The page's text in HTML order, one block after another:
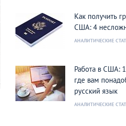
Как получить
США: 4
АНАЛИТИЧЕСКИЕ
Работа в США:
где вам
русский язык
АНАЛИТИЧЕСКИЕ